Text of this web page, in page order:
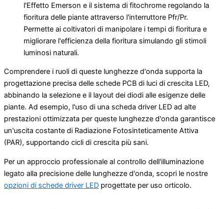
l'Effetto Emerson e il sistema di fitochrome regolando la
fioritura delle piante attraverso l'interruttore Pfr/Pr.
Permette ai coltivatori di manipolare i tempi di fioritura e
migliorare l'efficienza della fioritura simulando gli stimoli
luminosi naturali.
Comprendere i ruoli di queste lunghezze d'onda supporta la
progettazione precisa delle schede PCB di luci di crescita LED,
abbinando la selezione e il layout dei diodi alle esigenze delle
piante. Ad esempio, l'uso di una scheda driver LED ad alte
prestazioni ottimizzata per queste lunghezze d'onda garantisce
un'uscita costante di Radiazione Fotosinteticamente Attiva
(PAR), supportando cicli di crescita più sani.
Per un approccio professionale al controllo dell'illuminazione
legato alla precisione delle lunghezze d'onda, scopri le nostre
opzioni di schede driver LED progettate per uso orticolo.